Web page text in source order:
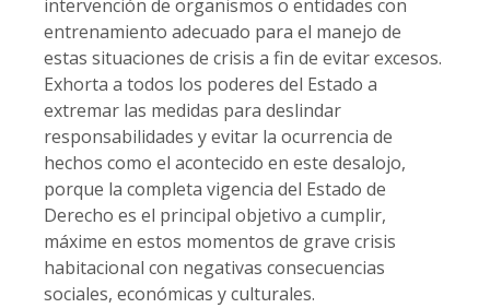
intervención de organismos o entidades con
entrenamiento adecuado para el manejo de
estas situaciones de crisis a fin de evitar excesos.
Exhorta a todos los poderes del Estado a
extremar las medidas para deslindar
responsabilidades y evitar la ocurrencia de
hechos como el acontecido en este desalojo,
porque la completa vigencia del Estado de
Derecho es el principal objetivo a cumplir,
máxime en estos momentos de grave crisis
habitacional con negativas consecuencias
sociales, económicas y culturales.